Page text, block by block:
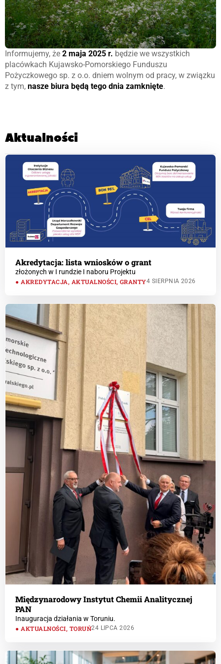
Informujemy, że 2 maja 2025 r. będzie we wszystkich
placówkach Kujawsko-Pomorskiego Funduszu
Pożyczkowego sp. z o.o. dniem wolnym od pracy, w związku
z tym, nasze biura będą tego dnia zamknięte.
Aktualności
Akredytacja: lista wniosków o grant
złożonych w I rundzie I naboru Projektu
AKREDYTACJA, AKTUALNOŚCI, GRANTY4 SIERPNIA 2026
Międzynarodowy Instytut Chemii Analitycznej
PAN
Inauguracja działania w Toruniu.
AKTUALNOŚCI, TORUŃ24 LIPCA 2026